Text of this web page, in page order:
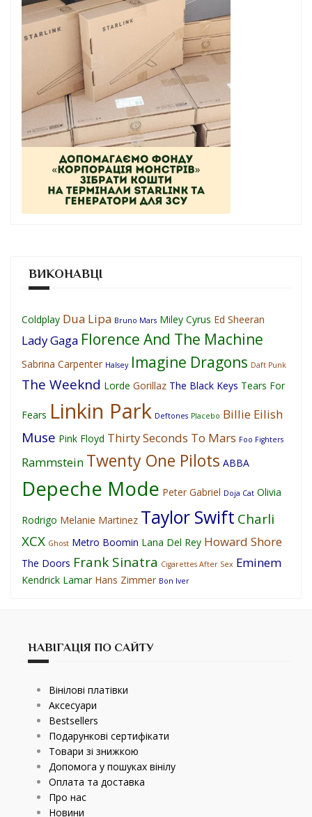
ВИКОНАВЦІ
Coldplay Dua Lipa Bruno Mars Miley Cyrus Ed Sheeran
Lady Gaga Florence And The Machine
Sabrina Carpenter Halsey Imagine Dragons Daft Punk
The Weeknd Lorde Gorillaz The Black Keys Tears For
Fears Linkin Park Deftones Placebo Billie Eilish
Muse Pink Floyd Thirty Seconds To Mars Foo Fighters
Rammstein Twenty One Pilots ABBA
Depeche Mode Peter Gabriel Doja Cat Olivia
Rodrigo Melanie Martinez Taylor Swift Charli
XCX Ghost Metro Boomin Lana Del Rey Howard Shore
The Doors Frank Sinatra Cigarettes After Sex Eminem
Kendrick Lamar Hans Zimmer Bon Iver
НАВІГАЦІЯ ПО САЙТУ
Вінілові платівки
Аксесуари
Bestsellers
Подарункові сертифікати
Товари зі знижкою
Допомога у пошуках вінілу
Оплата та доставка
Про нас
Новини